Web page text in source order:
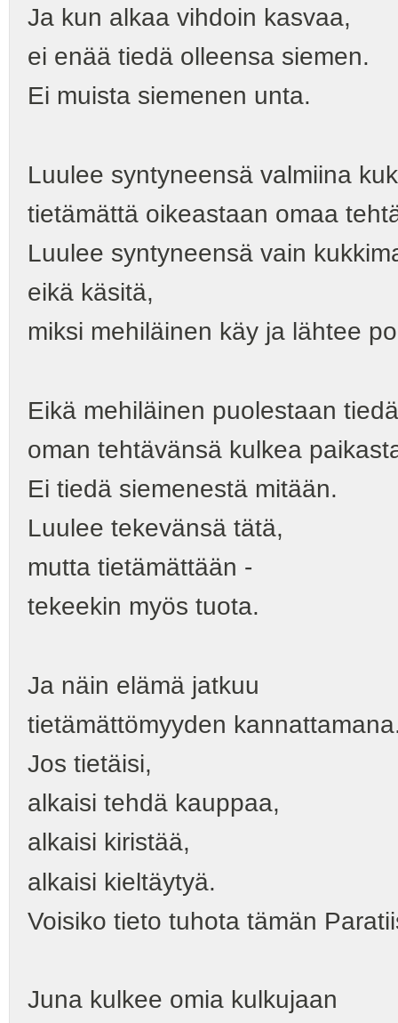
Ja kun alkaa vihdoin kasvaa,
ei enää tiedä olleensa siemen.
Ei muista siemenen unta.
Luulee syntyneensä valmiina
tietämättä oikeastaan omaa
Luulee syntyneensä vain
eikä käsitä,
miksi mehiläinen käy ja lähtee
Eikä mehiläinen puolestaan
oman tehtävänsä kulkea
Ei tiedä siemenestä mitään.
Luulee tekevänsä tätä,
mutta tietämättään -
tekeekin myös tuota.
Ja näin elämä jatkuu
tietämättömyyden
Jos tietäisi,
alkaisi tehdä kauppaa,
alkaisi kiristää,
alkaisi kieltäytyä.
Voisiko tieto tuhota tämän
Juna kulkee omia kulkujaan